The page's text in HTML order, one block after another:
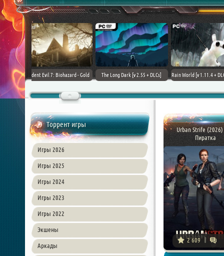
(2017)
TheHunter: Call of the Wild [+
Downward: Enhanced Edition
Field of Glory II [+
Торрент игры
Игры 2026
Игры 2025
Игры 2024
Игры 2023
Игры 2022
Экшены
Аркады
Urban Strife (2026)
Пиратка
2 609